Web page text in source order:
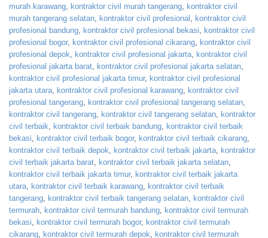
murah karawang, kontraktor civil murah tangerang, kontraktor civil
murah tangerang selatan, kontraktor civil profesional , kontraktor civil
profesional bandung, kontraktor civil profesional bekasi, kontraktor civil
profesional bogor, kontraktor civil profesional cikarang, kontraktor civil
profesional depok, kontraktor civil profesional jakarta, kontraktor civil
profesional jakarta barat, kontraktor civil profesional jakarta selatan,
kontraktor civil profesional jakarta timur, kontraktor civil profesional
jakarta utara, kontraktor civil profesional karawang, kontraktor civil
profesional tangerang, kontraktor civil profesional tangerang selatan,
kontraktor civil tangerang, kontraktor civil tangerang selatan, kontraktor
civil terbaik, kontraktor civil terbaik bandung, kontraktor civil terbaik
bekasi, kontraktor civil terbaik bogor, kontraktor civil terbaik cikarang,
kontraktor civil terbaik depok, kontraktor civil terbaik jakarta, kontraktor
civil terbaik jakarta barat, kontraktor civil terbaik jakarta selatan,
kontraktor civil terbaik jakarta timur, kontraktor civil terbaik jakarta
utara, kontraktor civil terbaik karawang, kontraktor civil terbaik
tangerang, kontraktor civil terbaik tangerang selatan, kontraktor civil
termurah, kontraktor civil termurah bandung, kontraktor civil termurah
bekasi, kontraktor civil termurah bogor, kontraktor civil termurah
cikarang, kontraktor civil termurah depok, kontraktor civil termurah